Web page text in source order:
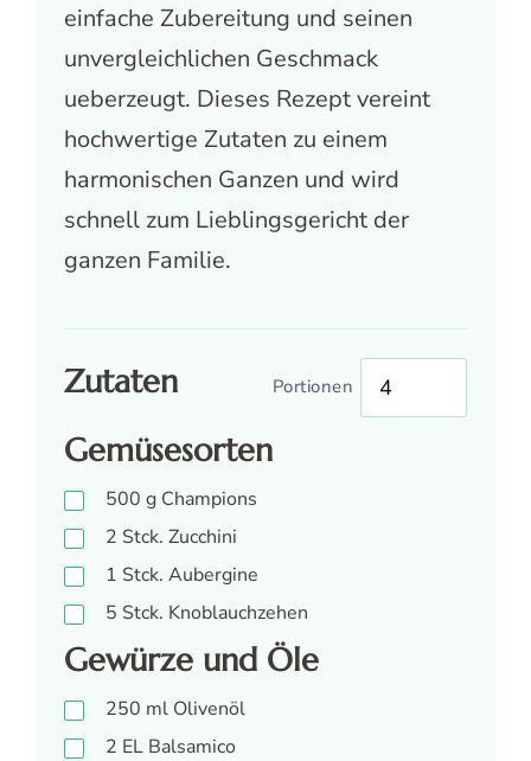
einfache Zubereitung und seinen
unvergleichlichen Geschmack
ueberzeugt. Dieses Rezept vereint
hochwertige Zutaten zu einem
harmonischen Ganzen und wird
schnell zum Lieblingsgericht der
ganzen Familie.
Zutaten Portionen
Gemüsesorten
500 g Champions
2 Stck. Zucchini
1 Stck. Aubergine
5 Stck. Knoblauchzehen
Gewürze und Öle
250 ml Olivenöl
2 EL Balsamico